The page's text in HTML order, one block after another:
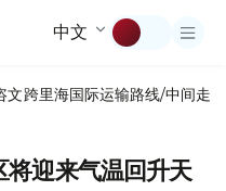
中文
文跨里海国际运输路线/中间走廊
迎来气温回升天